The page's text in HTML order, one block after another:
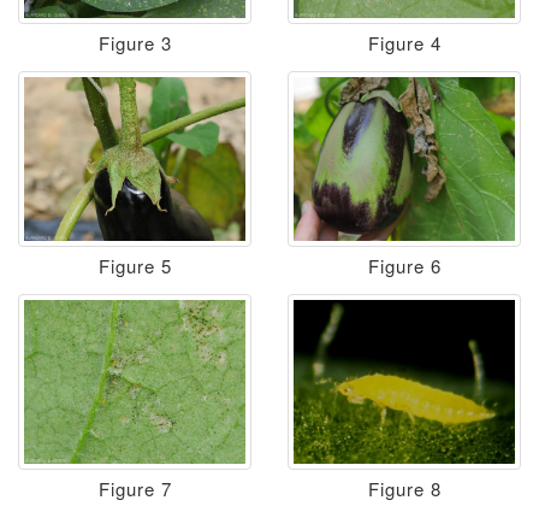
Figure 3 Figure 4
Figure 5 Figure 6
Figure 7 Figure 8